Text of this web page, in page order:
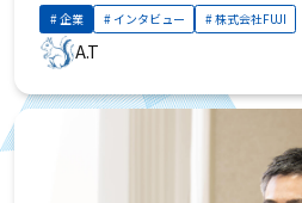
企業 インタビュー 株式会社FUJI
A.T